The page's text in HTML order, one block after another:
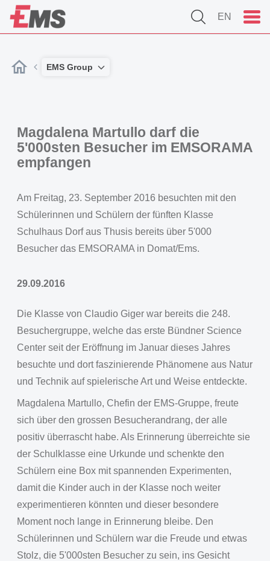
EN
EMS Group
Magdalena Martullo darf die
5'000sten Besucher im EMSORAMA
empfangen
Am Freitag, 23. September 2016 besuchten mit den
Schülerinnen und Schülern der fünften Klasse
Schulhaus Dorf aus Thusis bereits über 5'000
Besucher das EMSORAMA in Domat/Ems.
29.09.2016
Die Klasse von Claudio Giger war bereits die 248.
Besuchergruppe, welche das erste Bündner Science
Center seit der Eröffnung im Januar dieses Jahres
besuchte und dort faszinierende Phänomene aus Natur
und Technik auf spielerische Art und Weise entdeckte.
Magdalena Martullo, Chefin der EMS-Gruppe, freute
sich über den grossen Besucherandrang, der alle
positiv überrascht habe. Als Erinnerung überreichte sie
der Schulklasse eine Urkunde und schenkte den
Schülern eine Box mit spannenden Experimenten,
damit die Kinder auch in der Klasse noch weiter
experimentieren könnten und dieser besondere
Moment noch lange in Erinnerung bleibe. Den
Schülerinnen und Schülern war die Freude und etwas
Stolz, die 5'000sten Besucher zu sein, ins Gesicht